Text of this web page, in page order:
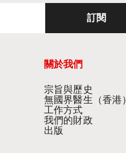
訂閱
關於我們
宗旨與歷史​
無國界醫生（香港）​
工作方式
我們的財政
出版